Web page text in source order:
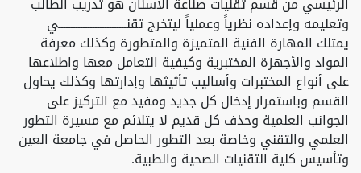
وتعليمه وإعداده نظرياً وعملياً ليتخرج تقنــــــــــــــــــــــــــــي
يمتلك المهارة الفنية المتميزة والمتطورة وكذلك معرفة
المواد والأجهزة المختبرية وكيفية التعامل معها واطلاعها
على أنواع المختبرات وأساليب تأثيثها وإدارتها وكذلك يحاول
القسم وباستمرار إدخال كل جديد ومفيد مع التركيز على
الجوانب العلمية وحذف كل قديم لا يتلائم مع مسيرة التطور
العلمي والتقني وخاصة بعد التطور الحاصل في جامعة العين
وتأسيس كلية التقنيات الصحية والطبية.